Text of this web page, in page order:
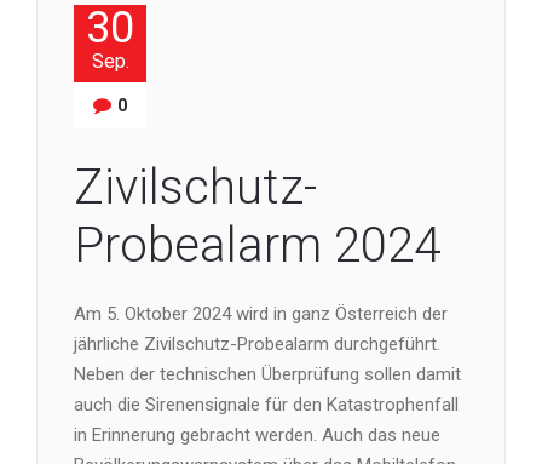
30
Sep.
0
Zivilschutz-
Probealarm 2024
Am 5. Oktober 2024 wird in ganz Österreich der
jährliche Zivilschutz-Probealarm durchgeführt.
Neben der technischen Überprüfung sollen damit
auch die Sirenensignale für den Katastrophenfall
in Erinnerung gebracht werden. Auch das neue